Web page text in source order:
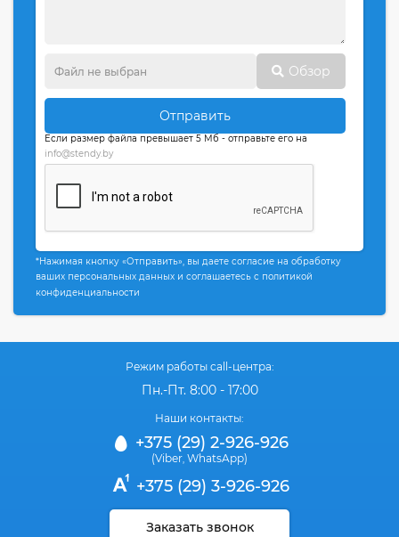
Обзор
Отправить
Если размер файла превышает 5 Мб - отправьте его на
info@stendy.by
*Нажимая кнопку «Отправить», вы даете согласие на обработку
ваших персональных данных и соглашаетесь с политикой
конфиденциальности
Режим работы call-центра:
Пн.-Пт. 8:00 - 17:00
Наши контакты:
+375 (29) 2-926-926
(Viber WhatsApp)
+375 (29) 3-926-926
Заказать звонок